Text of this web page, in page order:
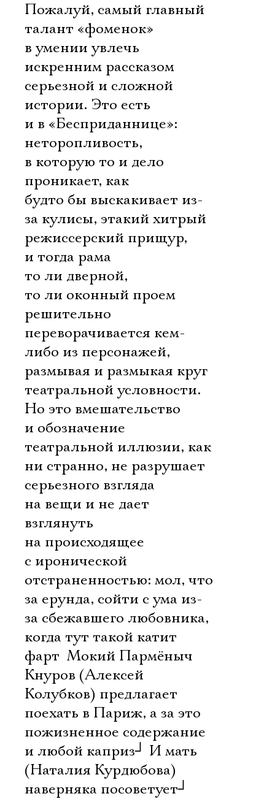
Пожалуй, самый главный
талант «фоменок» 
в умении увлечь
искренним рассказом
серьезной и сложной
истории. Это есть
и в «Бесприданнице»:
неторопливость,
в которую то и дело
проникает, как
будто бы выскакивает из-
за кулисы, этакий хитрый
режиссерский прищур,
и тогда рама 
то ли дверной,
то ли оконный проем 
решительно
переворачивается кем-
либо из персонажей,
размывая и размыкая круг
театральной условности.
Но это вмешательство
и обозначение
театральной иллюзии, как
ни странно, не разрушает
серьезного взгляда
на вещи и не дает
взглянуть
на происходящее
с иронической
отстраненностью: мол, что
за ерунда, сойти с ума из-
за сбежавшего любовника,
когда тут такой катит
фарт  Мокий Пармёныч
Кнуров (Алексей
Колубков) предлагает
поехать в Париж, а за это 
пожизненное содержание
и любой каприз┘ И мать
(Наталия Курдюбова)
наверняка посоветует┘